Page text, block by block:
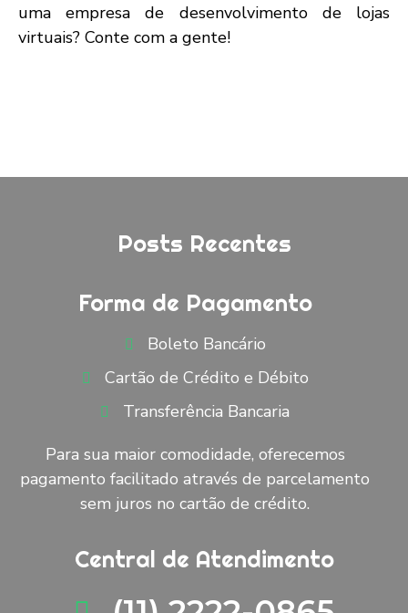
uma empresa de desenvolvimento de lojas
virtuais? Conte com a gente!
Posts Recentes
Forma de Pagamento
Boleto Bancário
Cartão de Crédito e Débito
Transferência Bancaria
Para sua maior comodidade, oferecemos
pagamento facilitado através de parcelamento
sem juros no cartão de crédito.
Central de Atendimento